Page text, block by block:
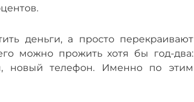
деньги, а просто перекраивают
можно прожить хотя бы год-два:
новый телефон. Именно по этим